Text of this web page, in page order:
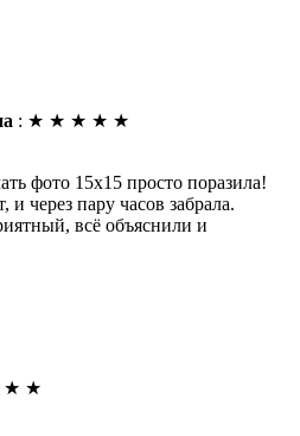
: ★ ★ ★ ★ ★
фото 15х15 просто поразила!
и через пару часов забрала.
всё объяснили и
★ ★